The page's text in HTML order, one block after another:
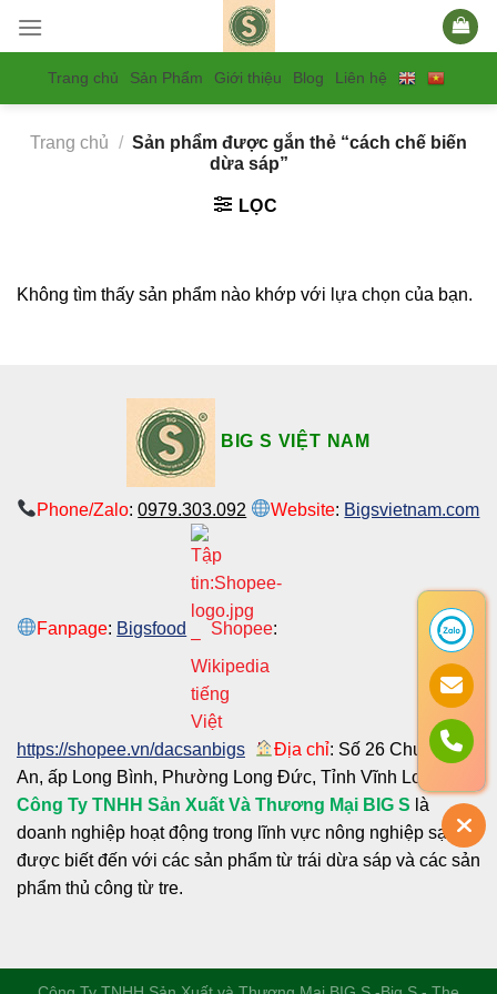
contentTrang chủ Sản Phẩm Giới thiệu Blog Liên hệ
Trang chủ / Sản phẩm được gắn thẻ “cách chế biến
dừa sáp”
LỌC
Không tìm thấy sản phẩm nào khớp với lựa chọn của bạn.
BIG S VIỆT NAM
Phone/Zalo:0979.303.092 Website: Bigsvietnam.com
Fanpage: Bigsfood Shopee:
https://shopee.vn/dacsanbigs Địa chỉ: Số 26 Chu Văn
An, ấp Long Bình, Phường Long Đức, Tỉnh Vĩnh Long
Công Ty TNHH Sản Xuất Và Thương Mại BIG S là
doanh nghiệp hoạt động trong lĩnh vực nông nghiệp sạch
được biết đến với các sản phẩm từ trái dừa sáp và các sản
phẩm thủ công từ tre.